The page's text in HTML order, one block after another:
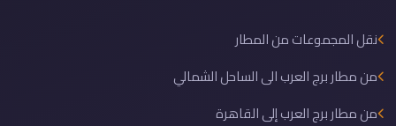
نقل المجموعات من المطار
من مطار برج العرب الى الساحل الشمالي
من مطار برج العرب إلى القاهرة